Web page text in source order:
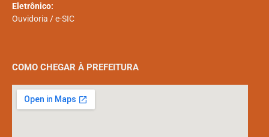
Eletrônico:
Ouvidoria /e-SIC
COMO CHEGAR À PREFEITURA